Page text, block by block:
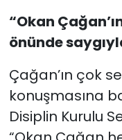
“Okan
önünde
Çağan’ın çok
konuşmasına
Disiplin Kurulu